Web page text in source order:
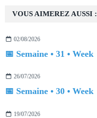
VOUS AIMEREZ AUSSI :
02/08/2026
📅 Semaine • 31 • Week
26/07/2026
📅 Semaine • 30 • Week
19/07/2026